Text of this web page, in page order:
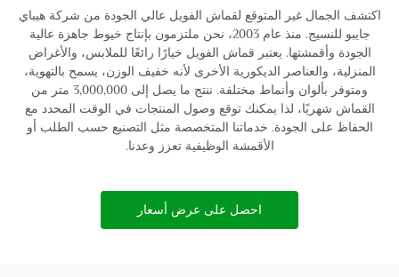
اكتشف الجمال غير المتوقع لقماش الفويل عالي الجودة من شركة هيباي
جايبو للنسيج. منذ عام 2003، نحن ملتزمون بإنتاج خيوط جاهزة عالية
الجودة وأقمشتها. يعتبر قماش الفويل خيارًا رائعًا للملابس، والأغراض
المنزلية، والعناصر الديكورية الأخرى لأنه خفيف الوزن، يسمح بالتهوية،
ومتوفر بألوان وأنماط مختلفة. ننتج ما يصل إلى 3,000,000 متر من
القماش شهريًا، لذا يمكنك توقع وصول المنتجات في الوقت المحدد مع
الحفاظ على الجودة. خدماتنا المتخصصة مثل التصنيع حسب الطلب أو
الأقمشة الوظيفية تعزز وعدنا.
احصل على عرض أسعار